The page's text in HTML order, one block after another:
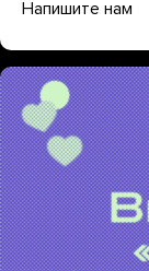
Напишите нам